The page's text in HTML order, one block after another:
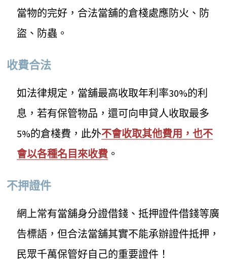
當物的完好，合法當舖的倉棧處應防火、防
盜、防蟲。
收費合法
如法律規定，當舖最高收取年利率30%的利
息，若有保管物品，還可向申貸人收取最多
5%的倉棧費，此外不會收取其他費用，也不
會以各種名目來收費 。
不押證件
網上常有當舖身分證借錢、抵押證件借錢等廣
告標語，但合法當舖其實不能承辦證件抵押，
民眾千萬保管好自己的重要證件！